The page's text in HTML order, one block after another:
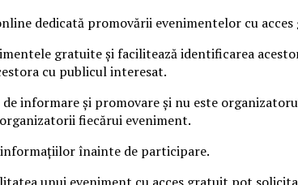
dedicată promovării evenimentelor cu
gratuite și facilitează identificarea
cu publicul interesat.
informare și promovare și nu este
fiecărui eveniment.
înainte de participare.
unui eveniment cu acces gratuit pot